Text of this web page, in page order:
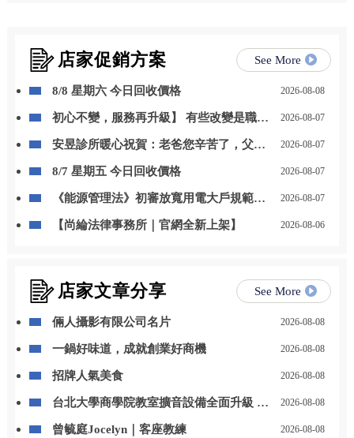
店家促銷方案 See More
8/8 星期六 今日回收價格 2026-08-08
初心不變，服務再升級】 有些改變是職位
年 8 月 1 日起，我正式接任尚立汽車北台
2026-08-07
安昱診所暖心祝賀：老爸您辛苦了，父親
2026-08-07
8/7 星期五 今日回收價格 2026-08-07
《能源管理法》初審放寬用電大戶規範，
2026-08-07
【尚綸法律事務所｜官網全新上架】 2026-08-06
店家文章分享 See More
倆人攝影有限公司名片 2026-08-08
一鍋好味道，成就創業好商機 2026-08-08
招牌人氣美食 2026-08-08
台北大學商學院教室擴音設備全面升級 |
汰換採購案
2026-08-08
曾毓庭Jocelyn｜客座教練 2026-08-08